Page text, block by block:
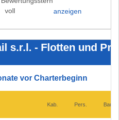
anzeigen
s.r.l. - Flotten und
vor Charterbeginn
Kab. Pers. Bauj.